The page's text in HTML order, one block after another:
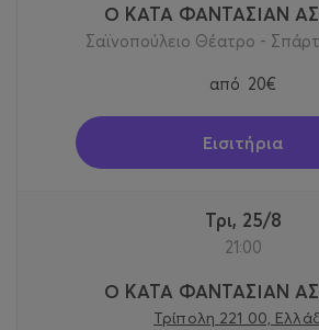
Ο ΚΑΤΑ ΦΑΝΤΑΣΙΑΝ
Σαϊνοπούλειο Θέατρο -
από 20€
Εισιτήρια
Τρι, 25/8
21:00
Ο ΚΑΤΑ ΦΑΝΤΑΣΙΑΝ
Τρίπολη 221 00,